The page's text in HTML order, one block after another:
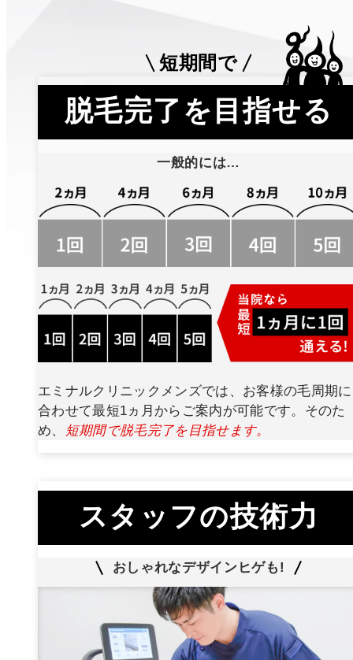
短期間で
脱毛完了を目指せる
一般的には…
エミナルクリニックメンズでは、お客様の毛周期に
合わせて最短1ヵ月からご案内が可能です。そのた
め、
短期間で脱毛完了を目指せます。
スタッフの技術力
おしゃれなデザインヒゲも!